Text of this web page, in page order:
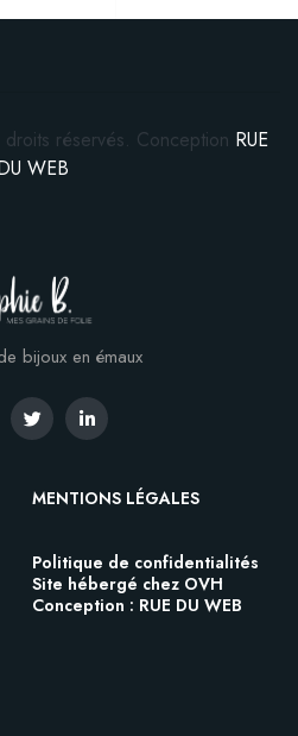
réservés. Conception RUE
WEB
bijoux en émaux
MENTIONS LÉGALES
Politique de confidentialités
Site hébergé chez OVH
Conception : RUE DU WEB